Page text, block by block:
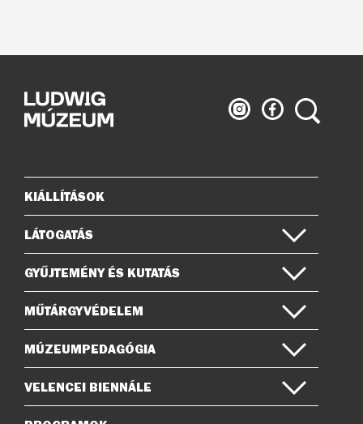
Ludwig
Múzeum
Ludwig
Múzeum
Keresés
Oldaltérkép
KIÁLLÍTÁSOK
LÁTOGATÁS
GYŰJTEMÉNY ÉS KUTATÁS
MŰTÁRGYVÉDELEM
MÚZEUMPEDAGÓGIA
VELENCEI BIENNÁLE